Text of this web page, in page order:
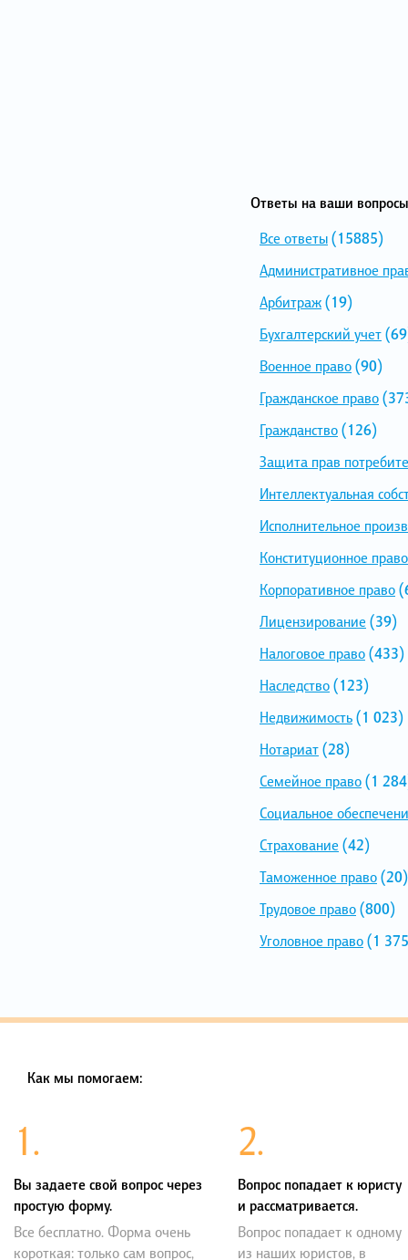
Ответы на ваши
Все ответы(15885)
Административное
Арбитраж(19)
Бухгалтерский учет
Военное право(90)
Гражданское право
Гражданство(126)
Защита прав
Интеллектуальная
Исполнительное
Конституционное право
Корпоративное право
Лицензирование (39)
Налоговое право(433)
Наследство(123)
Недвижимость(1 023)
Нотариат(28)
Семейное право(1
Социальное
Страхование (42)
Таможенное право(20)
Трудовое право(800)
Уголовное право(1
Как мы помогаем:
1.
Вы задаете свой вопрос через
простую форму.
Все бесплатно. Форма очень
короткая: только сам вопрос,
2.
Вопрос попадает к юристу
и рассматривается.
Вопрос попадает к одному
из наших юристов, в